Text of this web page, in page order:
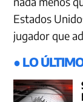
Estados
jugador que
● LO